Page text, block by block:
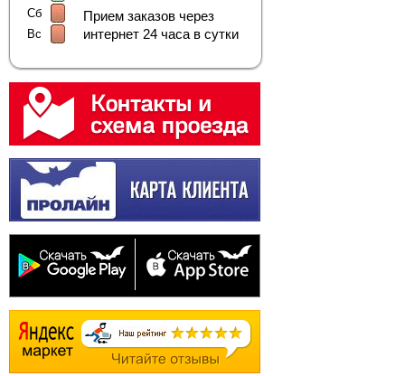
Сб
Вс
Прием заказов через
интернет 24 часа в сутки